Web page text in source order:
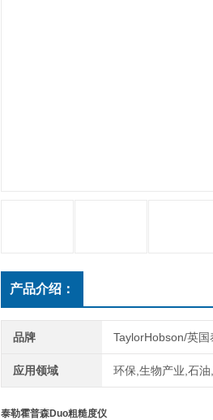
产品介绍：
品牌 TaylorHobson/英国
应用领域 环保,生物产业,石
泰勒霍普森Duo粗糙度仪